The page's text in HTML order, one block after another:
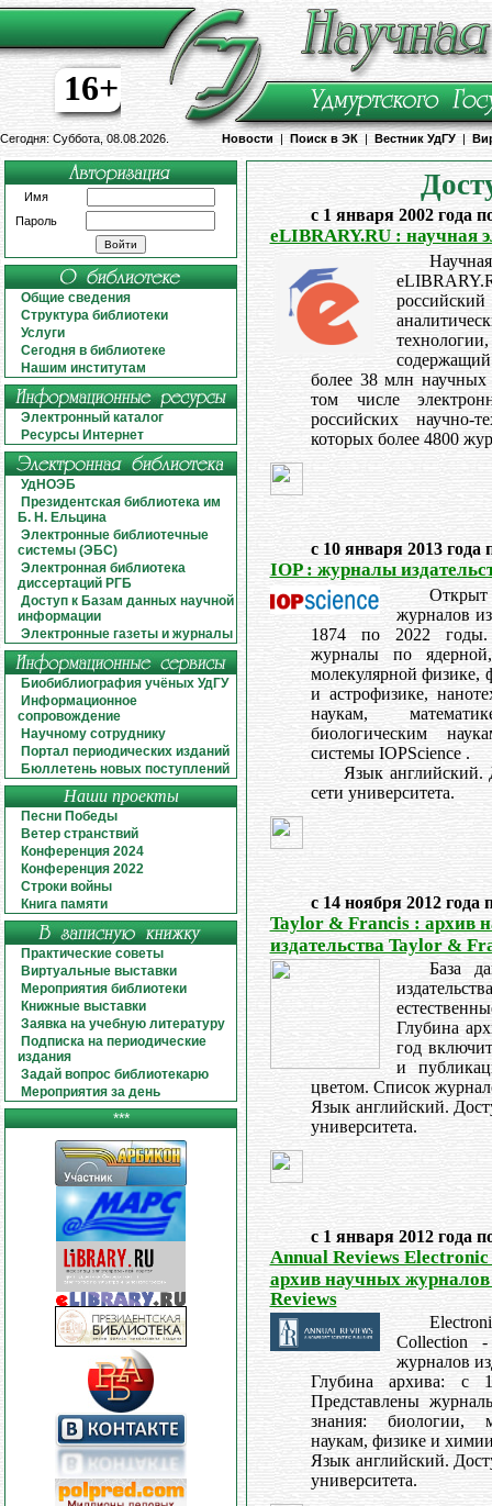
16+
Сегодня: Суббота, 08.08.2026. Новости | Поиск в ЭК | Вестник УдГУ |
Имя
Пароль
Общие сведения
Структура библиотеки
Услуги
Сегодня в библиотеке
Нашим институтам
Электронный каталог
Ресурсы Интернет
УдНОЭБ
Президентская библиотека им
Б. Н. Ельцина
Электронные библиотечные
системы (ЭБС)
Электронная библиотека
диссертаций РГБ
Доступ к Базам данных научной
информации
Электронные газеты и журналы
Биобиблиография учёных УдГУ
Информационное
сопровождение
Научному сотруднику
Портал периодических изданий
Бюллетень новых поступлений
Наши проекты
Песни Победы
Ветер странствий
Конференция 2024
Конференция 2022
Строки войны
Книга памяти
Практические советы
Виртуальные выставки
Мероприятия библиотеки
Книжные выставки
Заявка на учебную литературу
Подписка на периодические
издания
Задай вопрос библиотекарю
Мероприятия за день
***
с 1 января 2002 года
eLIBRARY.RU : научная
более 38 млн
том числе
российских научно-
которых более 4800
с 10 января 2013 года
IOP : журналы
журналов
1874 по 2022 годы.
журналы по
молекулярной физике,
и астрофизике,
наукам,
биологическим
системы IOPScience .
Язык английский.
сети университета.
с 14 ноября 2012 года
Taylor & Francis : архив
издательства Taylor &
База
Глубина
год
и
цветом. Список
Язык английский.
университета.
с 1 января 2012 года
Annual Reviews
архив научных журналов
Reviews
Collection
журналов
Глубина архива: c
Представлены
знания: биологии,
наукам, физике и
Язык английский.
университета.